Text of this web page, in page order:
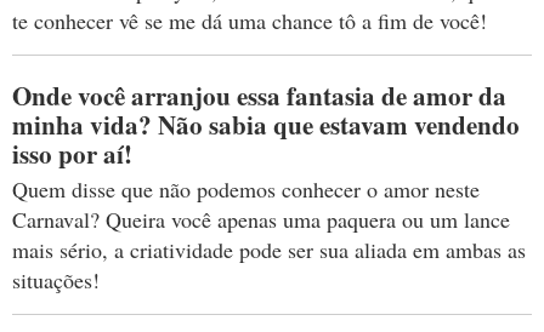
te conhecer vê se me dá uma chance tô a fim de você!
Onde você arranjou essa fantasia de amor da
minha vida? Não sabia que estavam vendendo
isso por aí!
Quem disse que não podemos conhecer o amor neste
Carnaval? Queira você apenas uma paquera ou um lance
mais sério, a criatividade pode ser sua aliada em ambas as
situações!